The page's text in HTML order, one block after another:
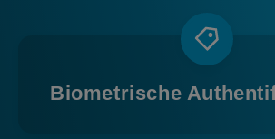
Biometrische